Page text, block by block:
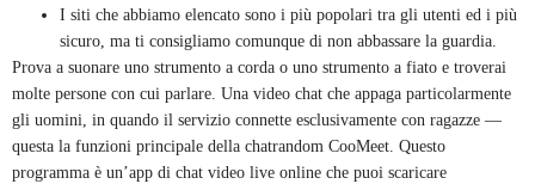
I siti che abbiamo elencato sono i più popolari tra gli utenti ed i più
sicuro, ma ti consigliamo comunque di non abbassare la guardia.
Prova a suonare uno strumento a corda o uno strumento a fiato e troverai
molte persone con cui parlare. Una video chat che appaga particolarmente
gli uomini, in quando il servizio connette esclusivamente con ragazze —
questa la funzioni principale della chatrandom CooMeet. Questo
programma è un’app di chat video live online che puoi scaricare